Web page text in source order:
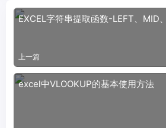
EXCEL字符串提取函数-LEFT、MID
上一篇
excel中VLOOKUP的基本使用方法